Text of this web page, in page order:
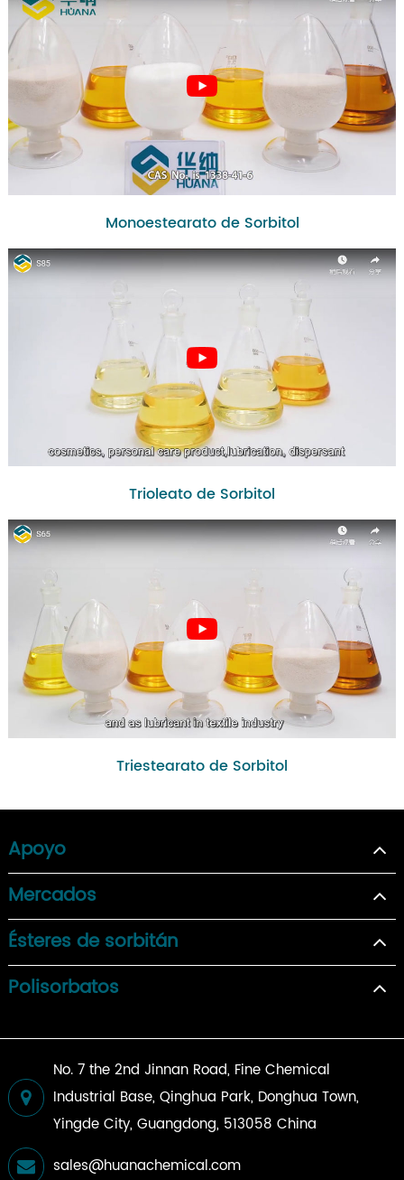
Monoestearato de Sorbitol
Trioleato de Sorbitol
Triestearato de Sorbitol
Apoyo
Mercados
Ésteres de sorbitán
Polisorbatos
No. 7 the 2nd Jinnan Road, Fine Chemical
Industrial Base, Qinghua Park, Donghua Town,
Yingde City, Guangdong, 513058 China
sales@huanachemical.com